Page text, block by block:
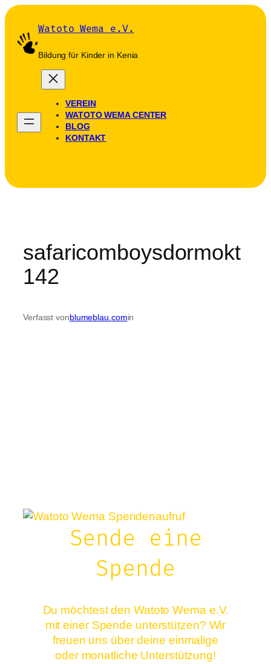
Zum
springen
Watoto Wema e.V.
Bildung für Kinder in Kenia
VEREIN
WATOTO WEMA CENTER
BLOG
KONTAKT
safaricomboysdormokt
142
Verfasst vonblumeblau.comin
Sende eine
Spende
Du möchtest den Watoto Wema e.V.
mit einer Spende unterstützen? Wir
freuen uns über deine einmalige
oder monatliche Unterstützung!